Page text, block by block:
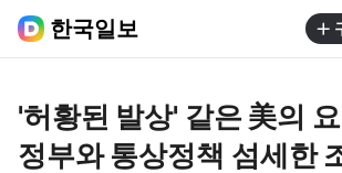
한국일보
'허황된 발상' 같은 美의
정부와 통상정책 섬세한